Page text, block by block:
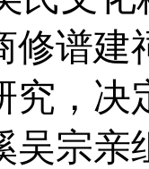
修谱建
究，决
吴宗亲